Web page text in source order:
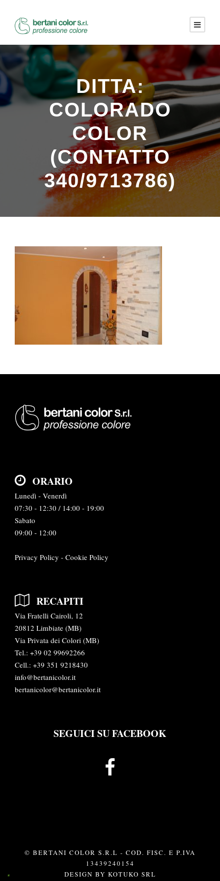
DITTA:
COLORADO
COLOR
(CONTATTO
340/9713786)
ORARIO
Lunedì - Venerdì
07:30 - 12:30 / 14:00 - 19:00
Sabato
09:00 - 12:00
Privacy Policy - Cookie Policy
RECAPITI
Via Fratelli Cairoli, 12
20812 Limbiate (MB)
Via Privata dei Colori (MB)
Tel.: +39 02 99692266
Cell.: +39 351 9218430
info@bertanicolor.it
bertanicolor@bertanicolor.it
SEGUICI SU FACEBOOK
© BERTANI COLOR S.R.L - COD. FISC. E P.IVA
13439240154
DESIGN BY KOTUKO SRL